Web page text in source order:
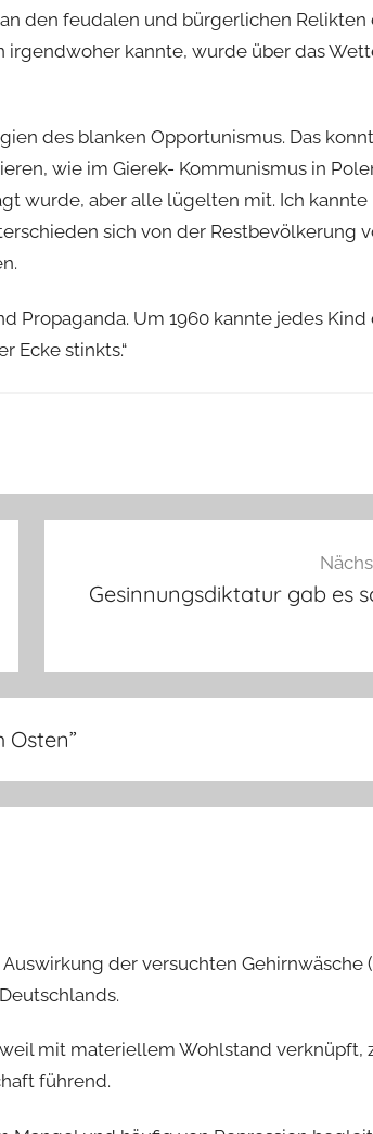
den feudalen und bürgerlichen Relikten
irgendwoher kannte, wurde über das
des blanken Opportunismus. Das
wie im Gierek- Kommunismus in
wurde, aber alle lügelten mit. Ich kannte
sich von der Restbevölkerung
Propaganda. Um 1960 kannte jedes Kind
Ecke stinkts.“
Gesinnungsdiktatur gab es
Osten”
der versuchten Gehirnwäsche
mit materiellem Wohlstand verknüpft,
führend.